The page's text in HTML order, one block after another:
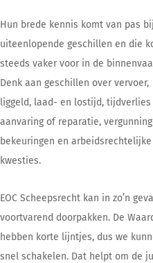
Hun brede kennis komt van pas bij
uiteenlopende geschillen en die
steeds vaker voor in de
Denk aan geschillen over vervoer,
liggeld, laad- en lostijd, tijdverlies
aanvaring of reparatie,
bekeuringen en arbeidsrechtelijke
kwesties.
EOC Scheepsrecht kan in zo’n
voortvarend doorpakken. De
hebben korte lijntjes, dus we
snel schakelen. Dat helpt om de